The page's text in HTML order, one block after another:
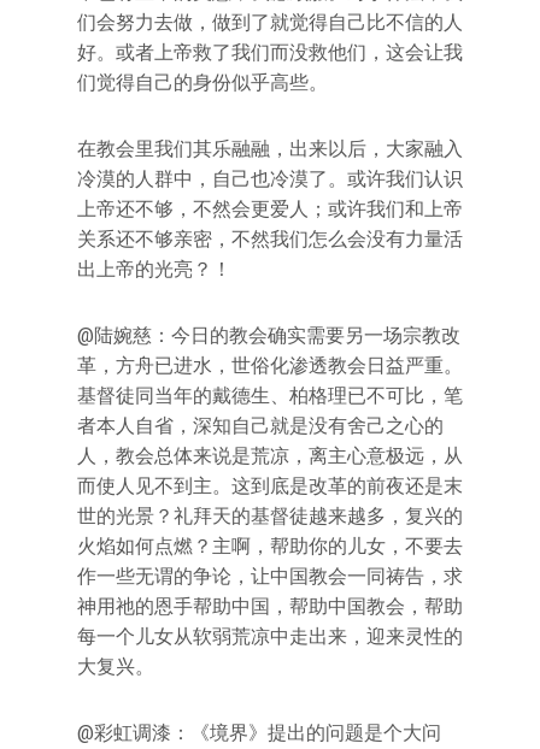
们会努力去做，做到了就觉得自己比不信的人
好。或者上帝救了我们而没救他们，这会让我
们觉得自己的身份似乎高些。
在教会里我们其乐融融，出来以后，大家融入
冷漠的人群中，自己也冷漠了。或许我们认识
上帝还不够，不然会更爱人；或许我们和上帝
关系还不够亲密，不然我们怎么会没有力量活
出上帝的光亮？！
@陆婉慈：今日的教会确实需要另一场宗教改
革，方舟已进水，世俗化渗透教会日益严重。
基督徒同当年的戴德生、柏格理已不可比，笔
者本人自省，深知自己就是没有舍己之心的
人，教会总体来说是荒凉，离主心意极远，从
而使人见不到主。这到底是改革的前夜还是末
世的光景？礼拜天的基督徒越来越多，复兴的
火焰如何点燃？主啊，帮助你的儿女，不要去
作一些无谓的争论，让中国教会一同祷告，求
神用祂的恩手帮助中国，帮助中国教会，帮助
每一个儿女从软弱荒凉中走出来，迎来灵性的
大复兴。
@彩虹调漆：《境界》提出的问题是个大问